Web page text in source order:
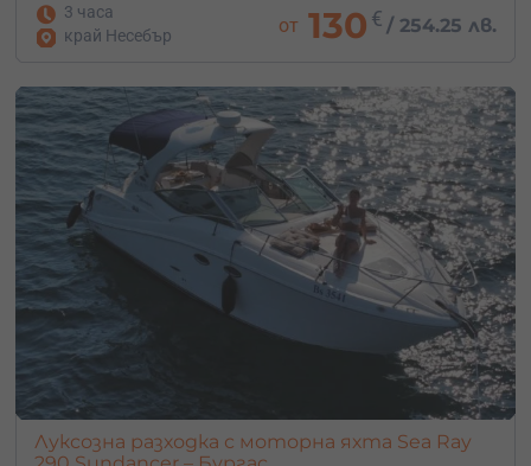
3 часа
край Несебър
от 130 € /254.25 лв.
Луксозна разходка с моторна яхта Sea Ray